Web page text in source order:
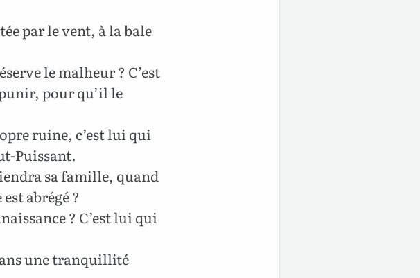
par le vent, à la bale
le malheur ? C’est
pour qu’il le
ruine, c’est lui qui
Puissant.
sa famille, quand
abrégé ?
? C’est lui qui
une tranquillité